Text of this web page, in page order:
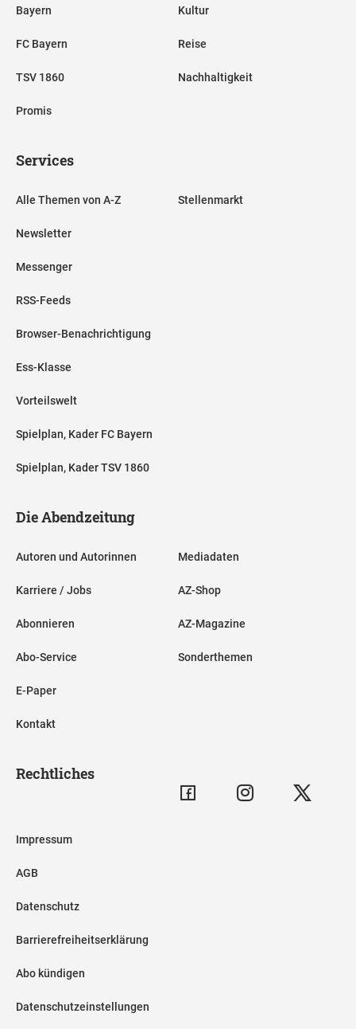
Bayern
FC Bayern
TSV 1860
Promis
Kultur
Reise
Nachhaltigkeit
Services
Alle Themen von A-Z
Newsletter
Messenger
RSS-Feeds
Browser-Benachrichtigung
Ess-Klasse
Vorteilswelt
Spielplan, Kader FC Bayern
Spielplan, Kader TSV 1860
Stellenmarkt
Die Abendzeitung
Autoren und Autorinnen
Karriere / Jobs
Abonnieren
Abo-Service
E-Paper
Kontakt
Mediadaten
AZ-Shop
AZ-Magazine
Sonderthemen
Rechtliches
Impressum
AGB
Datenschutz
Barrierefreiheitserklärung
Abo kündigen
Datenschutzeinstellungen